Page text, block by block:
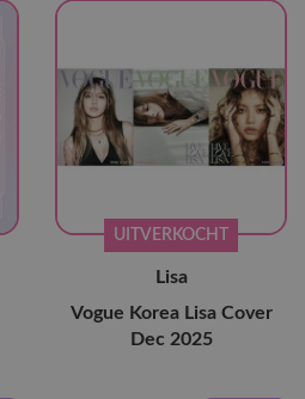
UITVERKOCHT
Lisa
Vogue Korea Lisa Cover
Dec 2025